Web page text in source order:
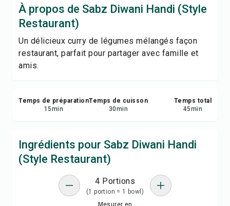
Signaler
À propos de Sabz Diwani Handi (Style
Restaurant)
Un délicieux curry de légumes mélangés façon
restaurant, parfait pour partager avec famille et
amis.
Temps de préparation
15min
Temps de cuisson
30min
Temps total
45min
Ingrédients pour Sabz Diwani Handi
(Style Restaurant)
4 Portions
(1 portion = 1 bowl)
Mesurer en